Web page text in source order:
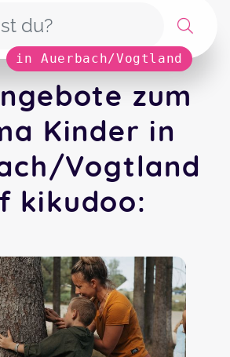
in Auerbach/Vogtland
zum
Kinder in
Vogtland
kikudoo: